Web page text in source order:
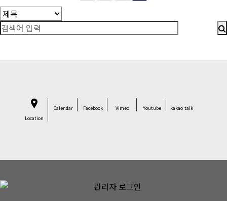
Location
Calendar Facebook Vimeo Youtube kakao talk